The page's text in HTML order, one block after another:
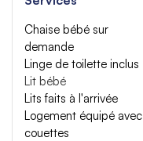
Chaise bébé sur
demande
Linge de toilette inclus
Lit bébé
Lits faits à l'arrivée
Logement équipé avec
couettes